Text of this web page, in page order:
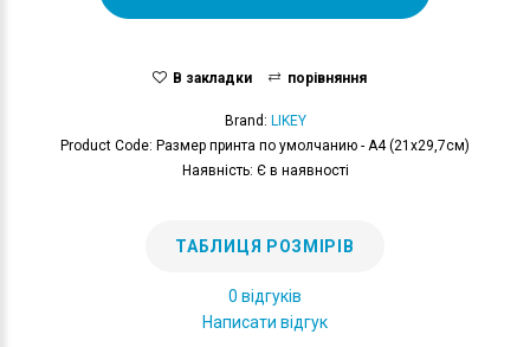
В закладки порівняння
Brand: LIKEY
Product Code: Размер принта по умолчанию - А4 (21x29,7см)
Наявність: Є в наявності
ТАБЛИЦЯ РОЗМІРІВ
0 відгуків
Написати відгук